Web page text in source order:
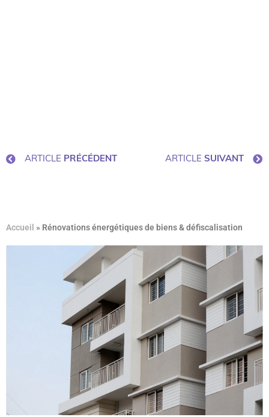
ARTICLE PRÉCÉDENT ARTICLE SUIVANT
Accueil » Rénovations énergétiques de biens & défiscalisation